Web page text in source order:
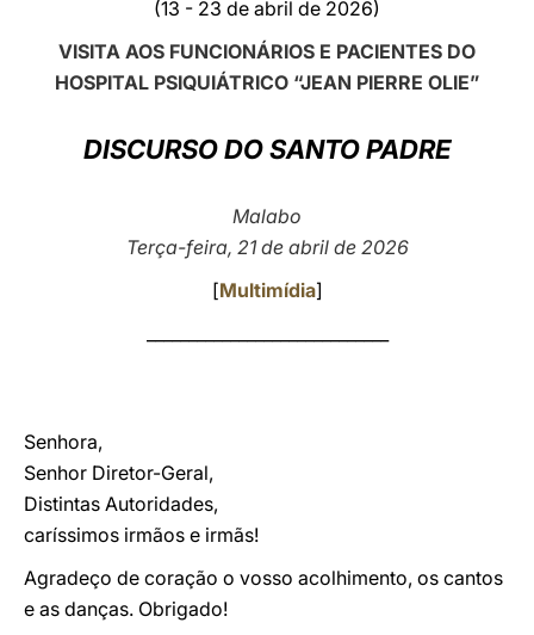
(13 - 23 de abril de 2026)
VISITA AOS FUNCIONÁRIOS E PACIENTES DO
HOSPITAL PSIQUIÁTRICO “JEAN PIERRE OLIE”
DISCURSO DO SANTO PADRE
Malabo
Terça-feira, 21 de abril de 2026
[Multimídia]
Senhora,
Senhor Diretor-Geral,
Distintas Autoridades,
caríssimos irmãos e irmãs!
Agradeço de coração o vosso acolhimento, os cantos
e as danças. Obrigado!